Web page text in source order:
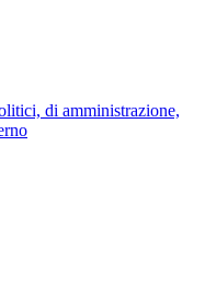
di amministrazione,